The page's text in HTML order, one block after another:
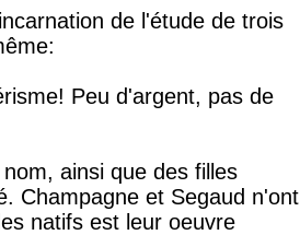
de l'étude de trois
Peu d'argent, pas de
ainsi que des filles
Champagne et Segaud n'ont
natifs est leur oeuvre